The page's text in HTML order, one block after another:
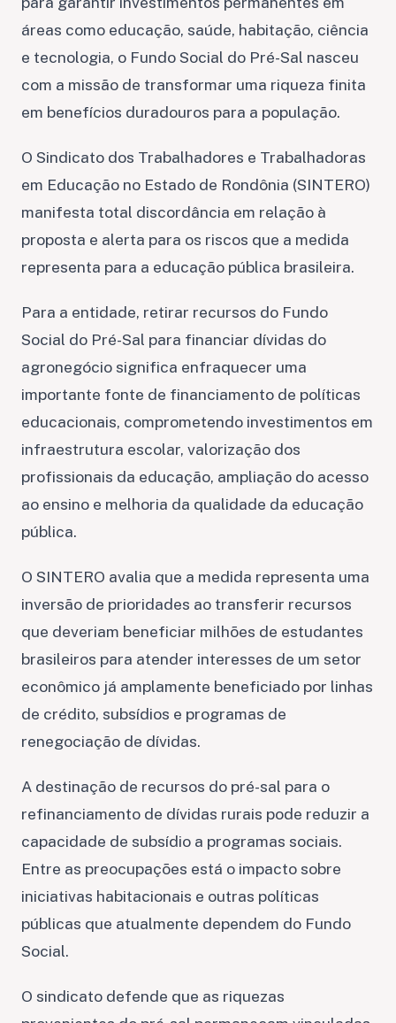
áreas como educação, saúde, habitação, ciência
e tecnologia, o Fundo Social do Pré-Sal nasceu
com a missão de transformar uma riqueza finita
em benefícios duradouros para a população.
O Sindicato dos Trabalhadores e Trabalhadoras
em Educação no Estado de Rondônia (SINTERO)
manifesta total discordância em relação à
proposta e alerta para os riscos que a medida
representa para a educação pública brasileira.
Para a entidade, retirar recursos do Fundo
Social do Pré-Sal para financiar dívidas do
agronegócio significa enfraquecer uma
importante fonte de financiamento de políticas
educacionais, comprometendo investimentos em
infraestrutura escolar, valorização dos
profissionais da educação, ampliação do acesso
ao ensino e melhoria da qualidade da educação
pública.
O SINTERO avalia que a medida representa uma
inversão de prioridades ao transferir recursos
que deveriam beneficiar milhões de estudantes
brasileiros para atender interesses de um setor
econômico já amplamente beneficiado por linhas
de crédito, subsídios e programas de
renegociação de dívidas.
A destinação de recursos do pré-sal para o
refinanciamento de dívidas rurais pode reduzir a
capacidade de subsídio a programas sociais.
Entre as preocupações está o impacto sobre
iniciativas habitacionais e outras políticas
públicas que atualmente dependem do Fundo
Social.
O sindicato defende que as riquezas